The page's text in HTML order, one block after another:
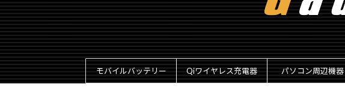
モバイルバッテリー Qiワイヤレス充電器 パソコン周辺機器